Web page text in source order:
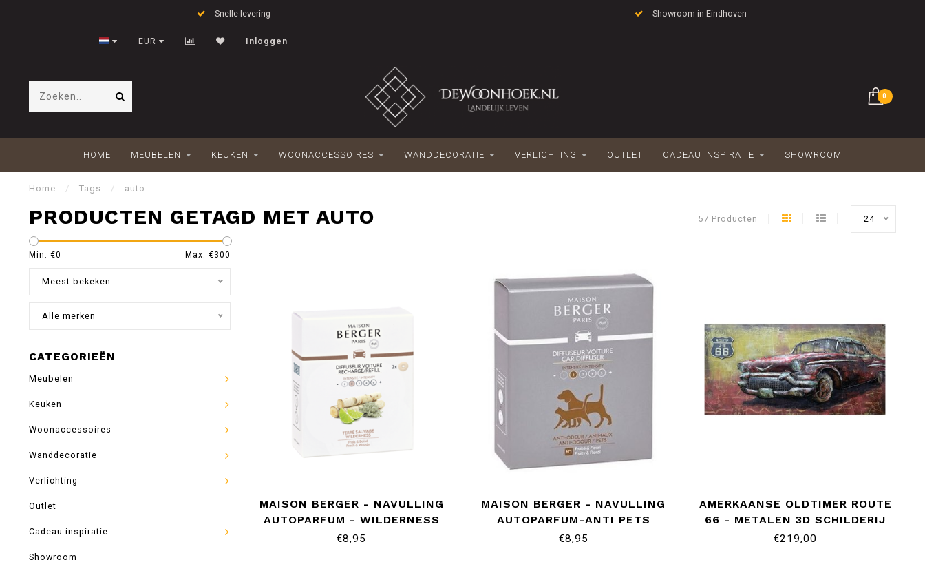
Snelle levering Showroom in Eindhoven
EUR Inloggen
0
HOME MEUBELEN KEUKEN WOONACCESSOIRES WANDDECORATIE VERLICHTING OUTLET CADEAU INSPIRATIE SHOWROOM
Home / Tags / auto
PRODUCTEN GETAGD MET AUTO 57 Producten 24
Min: €0 Max: €300
Meest bekeken
Alle merken
CATEGORIEËN
Meubelen
Keuken
Woonaccessoires
Wanddecoratie
Verlichting
Outlet
Cadeau inspiratie
Showroom
MAISON BERGER - NAVULLING
AUTOPARFUM - WILDERNESS
€8,95
MAISON BERGER - NAVULLING
AUTOPARFUM-ANTI PETS
€8,95
AMERKAANSE OLDTIMER ROUTE
66 - METALEN 3D SCHILDERIJ
€219,00